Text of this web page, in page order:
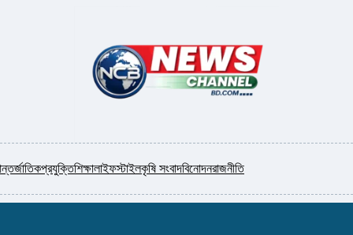
প্রযুক্তিশিক্ষালাইফস্টাইলকৃষি সংবাদবিনোদনরাজনীতি